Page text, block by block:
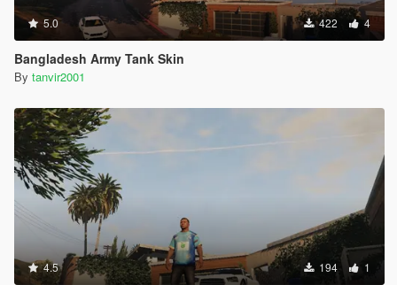
5.0 422 4
Bangladesh Army Tank Skin
By tanvir2001
4.5 194 1